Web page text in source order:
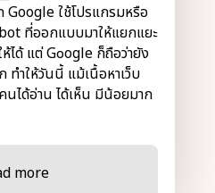
Google ใช้โปรแกรมหรือ
ที่ออกแบบมาให้แยกแยะ
ห้ได้ แต่ G๐ogle ก็ถือว่ายัง
ทำให้วันนี้ แม้เนื้อหาเว็บ
นได้อ่าน ได้เห็น มีน้อยมาก
more